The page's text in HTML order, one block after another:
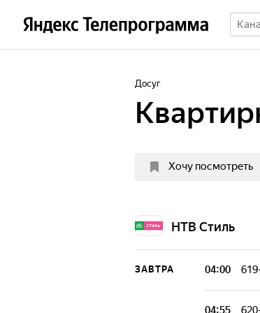
Досуг
Хочу посмотреть
НТВ Стиль
ЗАВТРА 04:00
В
04:55